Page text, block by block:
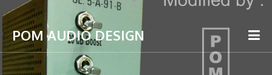
POM AUDIO DESIGN